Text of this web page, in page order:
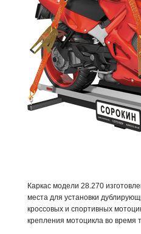
Каркас модели 28.270
места для установки
кроссовых и спортивных
крепления мотоцикла во время